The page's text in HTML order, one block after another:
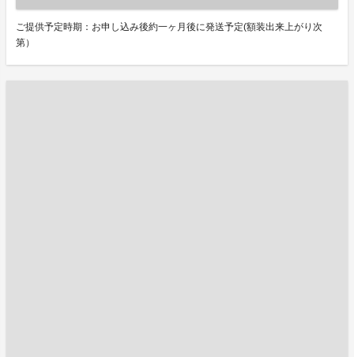
ご提供予定時期：お申し込み後約一ヶ月後に発送予定(額装出来上がり次
第）